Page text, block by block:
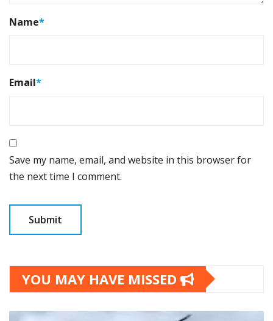
Name*
Email*
Save my name, email, and website in this browser for
the next time I comment.
YOU MAY HAVE MISSED